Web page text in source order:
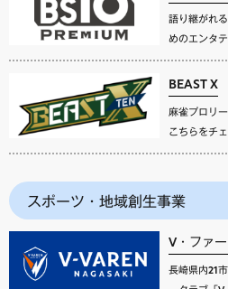
語り継がれ
めのエンタ
BEAST X
麻雀プロリ
こちらをチェ
スポーツ・地域創生事業
V・ファ
長崎県内21